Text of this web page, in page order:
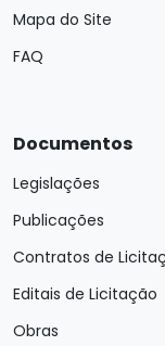
Mapa do Site
FAQ
Documentos
Legislações
Publicações
Contratos de
Editais de Licitação
Obras